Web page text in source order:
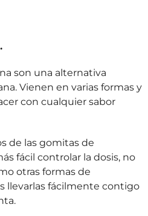
son una alternativa
Vienen en varias formas y
con cualquier sabor
de las gomitas de
fácil controlar la dosis, no
otras formas de
llevarlas fácilmente contigo